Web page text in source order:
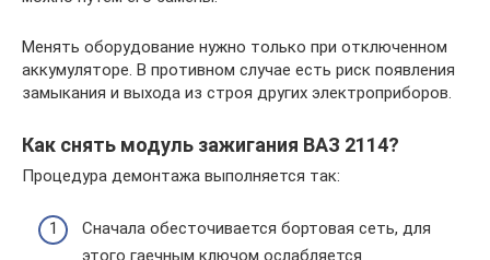
Менять оборудование нужно только при отключенном
аккумуляторе. В противном случае есть риск появления
замыкания и выхода из строя других электроприборов.
Как снять модуль зажигания ВАЗ 2114?
Процедура демонтажа выполняется так:
Сначала обесточивается бортовая сеть, для
этого гаечным ключом ослабляется